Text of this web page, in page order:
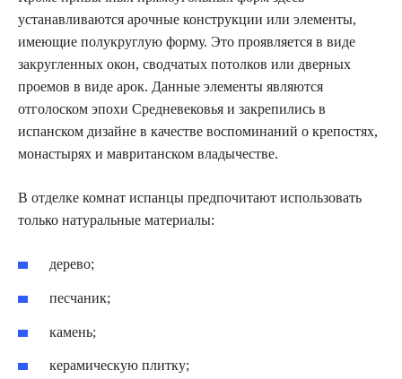
устанавливаются арочные конструкции или элементы,
имеющие полукруглую форму. Это проявляется в виде
закругленных окон, сводчатых потолков или дверных
проемов в виде арок. Данные элементы являются
отголоском эпохи Средневековья и закрепились в
испанском дизайне в качестве воспоминаний о крепостях,
монастырях и мавританском владычестве.
В отделке комнат испанцы предпочитают использовать
только натуральные материалы:
дерево;
песчаник;
камень;
керамическую плитку;